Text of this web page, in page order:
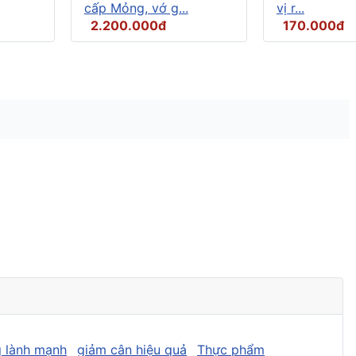
cấp Mỏng, vớ g...
2.200.000đ
vị r...
170.000đ
lành mạnh giảm cân hiệu quả Thực phẩm